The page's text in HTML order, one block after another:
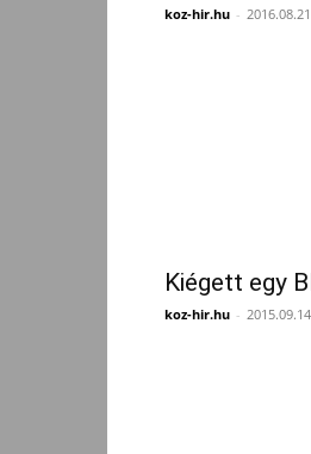
koz-hir.hu -
Kiégett egy
koz-hir.hu -